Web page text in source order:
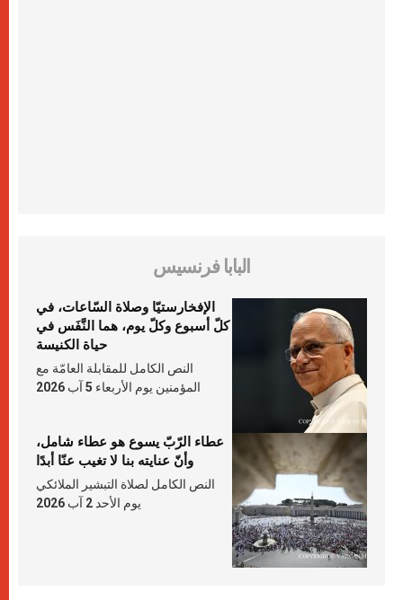
البابا فرنسيس
الإفخارستيّا وصلاة السّاعات، في
كلّ أسبوع وكلّ يوم، هما النَّفَس في
حياة الكنيسة
النص الكامل للمقابلة العامّة مع
المؤمنين يوم الأربعاء 5 آب 2026
عطاء الرّبّ يسوع هو عطاء شامل،
وأنّ عنايته بنا لا تغيب عنّا أبدًا
النص الكامل لصلاة التبشير الملائكي
يوم الأحد 2 آب 2026